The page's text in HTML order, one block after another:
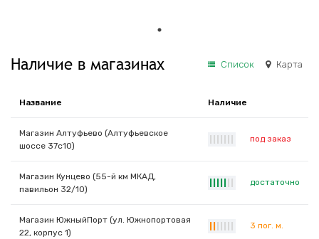
Наличие в магазинах Список Карта
Название Наличие
Магазин Алтуфьево (Алтуфьевское
шоссе 37с10)
под заказ
Магазин Кунцево (55-й км МКАД,
павильон 32/10)
достаточно
Магазин ЮжныйПорт (ул. Южнопортовая
22, корпус 1)
3 пог. м.